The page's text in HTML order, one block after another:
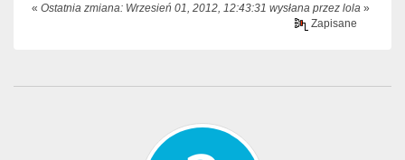
« Ostatnia zmiana: Wrzesień 01, 2012, 12:43:31 wysłana przez lola »
Zapisane